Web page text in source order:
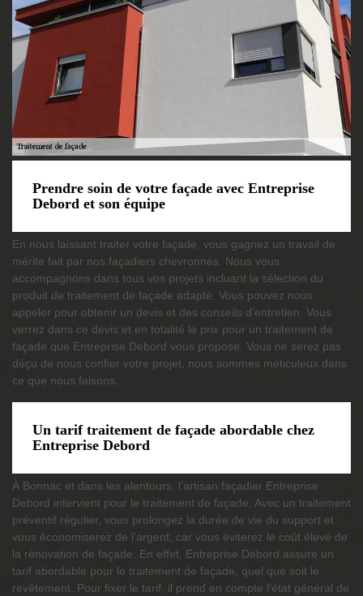
Prendre soin de votre façade avec Entreprise
Debord et son équipe
En nous laissant traiter votre façade, vous gagnez un travail de
mérite fait par nos façadiers chevronnés. Nous vous
accompagnons dans tous vos projets incluant la sélection du
produit de traitement de façade adapté. Vous pouvez nous
appeler pour obtenir un devis et des conseils d’entretien. Vous
verrez dans ce devis et en totalité le prix pour un traitement de
façade que Entreprise Debord vous propose. Vous ne serez pas
déçu de nous confier votre projet, nous sommes méticuleux dans
ce que nous faisons.
Un tarif traitement de façade abordable chez
Entreprise Debord
À Bonnac et dans les alentours, l’artisan façadier Entreprise
Debord intervient pour le traitement de façade. Avec un traitement
préventif régulier, vous prolongez la durée de vie du support et
vous économiserez de l’argent, car vous éviterez le coût élevé de
la rénovation de façade. En effet, Entreprise Debord assure un
tarif abordable pour le traitement de façade, quel que soit le
revêtement. Pour fixer le tarif, il prend en compte l’état général de